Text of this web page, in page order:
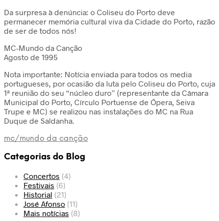
Da surpresa à denúncia: o Coliseu do Porto deve
permanecer memória cultural viva da Cidade do Porto, razão
de ser de todos nós!
MC-Mundo da Canção
Agosto de 1995
Nota importante: Notícia enviada para todos os media
portugueses, por ocasião da luta pelo Coliseu do Porto, cuja
1ª reunião do seu “núcleo duro” (representante da Câmara
Municipal do Porto, Círculo Portuense de Ópera, Seiva
Trupe e MC) se realizou nas instalações do MC na Rua
Duque de Saldanha.
mc/mundo da canção
Categorias do Blog
Concertos (4)
Festivais (6)
Historial (21)
José Afonso (11)
Mais notícias (8)